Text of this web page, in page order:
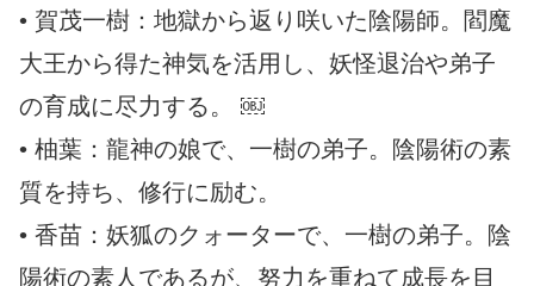
• 賀茂一樹：地獄から返り咲いた陰陽師。閻魔
大王から得た神気を活用し、妖怪退治や弟子
の育成に尽力する。 ￼
• 柚葉：龍神の娘で、一樹の弟子。陰陽術の素
質を持ち、修行に励む。
• 香苗：妖狐のクォーターで、一樹の弟子。陰
陽術の素人であるが、努力を重ねて成長を目